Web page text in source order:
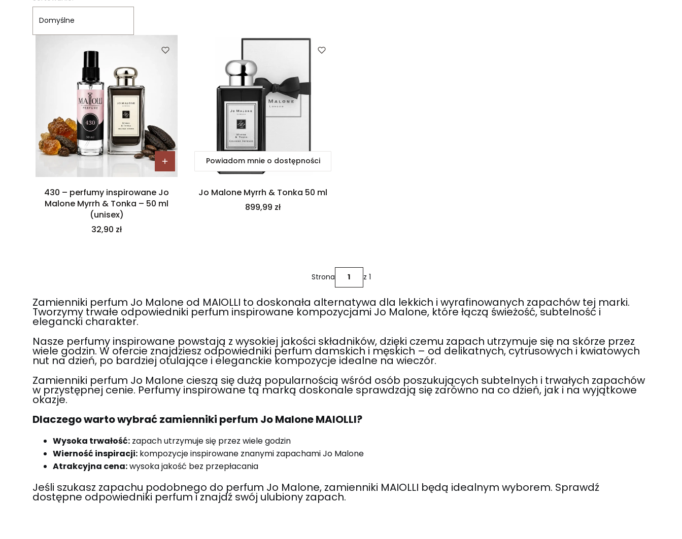
Domyślne
430 – perfumy inspirowane Jo
Malone Myrrh & Tonka – 50 ml
(unisex)
Cena
32,90 zł
Powiadom mnie o dostępności
Jo Malone Myrrh & Tonka 50 ml
Cena
899,99 zł
Strona z 1
Zamienniki perfum Jo Malone od MAIOLLI to doskonała alternatywa dla lekkich i wyrafinowanych zapachów tej marki.
Tworzymy trwałe odpowiedniki perfum inspirowane kompozycjami Jo Malone, które łączą świeżość, subtelność i
elegancki charakter.
Nasze perfumy inspirowane powstają z wysokiej jakości składników, dzięki czemu zapach utrzymuje się na skórze przez
wiele godzin. W ofercie znajdziesz odpowiedniki perfum damskich i męskich – od delikatnych, cytrusowych i kwiatowych
nut na dzień, po bardziej otulające i eleganckie kompozycje idealne na wieczór.
Zamienniki perfum Jo Malone cieszą się dużą popularnością wśród osób poszukujących subtelnych i trwałych zapachów
w przystępnej cenie. Perfumy inspirowane tą marką doskonale sprawdzają się zarówno na co dzień, jak i na wyjątkowe
okazje.
Dlaczego warto wybrać zamienniki perfum Jo Malone MAIOLLI?
Wysoka trwałość: zapach utrzymuje się przez wiele godzin
Wierność inspiracji: kompozycje inspirowane znanymi zapachami Jo Malone
Atrakcyjna cena:wysoka jakość bez przepłacania
Jeśli szukasz zapachu podobnego do perfum Jo Malone, zamienniki MAIOLLI będą idealnym wyborem. Sprawdź
dostępne odpowiedniki perfum i znajdź swój ulubiony zapach.